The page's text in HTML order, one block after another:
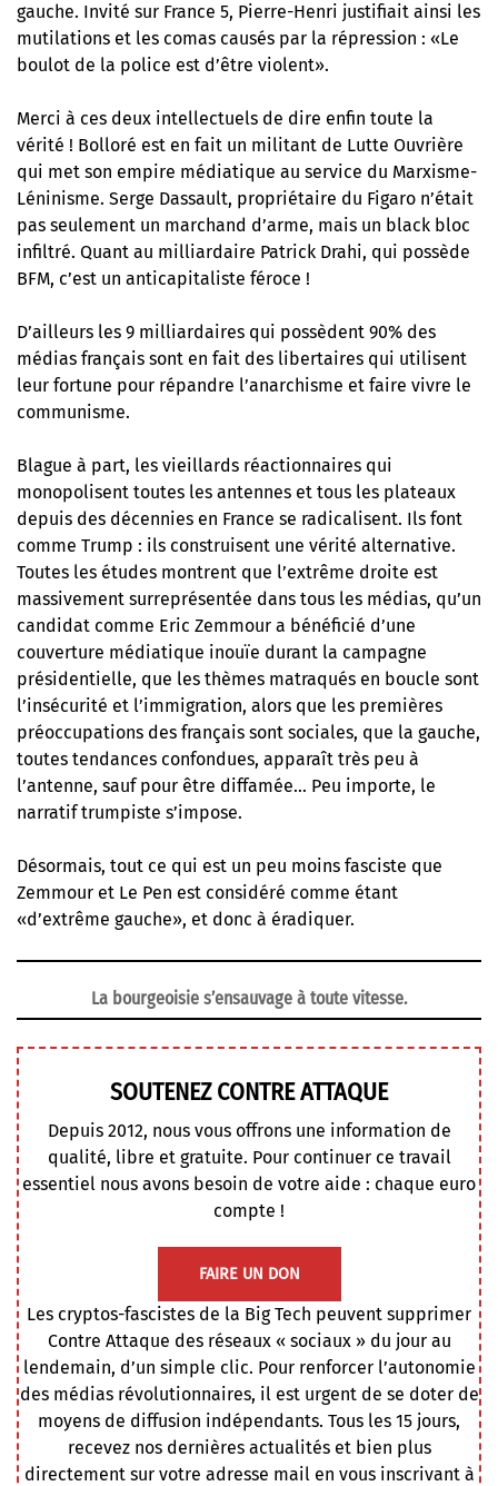
gauche. Invité sur France 5, Pierre-Henri justifiait ainsi les
mutilations et les comas causés par la répression : «Le
boulot de la police est d’être violent».
Merci à ces deux intellectuels de dire enfin toute la
vérité ! Bolloré est en fait un militant de Lutte Ouvrière
qui met son empire médiatique au service du Marxisme-
Léninisme. Serge Dassault, propriétaire du Figaro n’était
pas seulement un marchand d’arme, mais un black bloc
infiltré. Quant au milliardaire Patrick Drahi, qui possède
BFM, c’est un anticapitaliste féroce !
D’ailleurs les 9 milliardaires qui possèdent 90% des
médias français sont en fait des libertaires qui utilisent
leur fortune pour répandre l’anarchisme et faire vivre le
communisme.
Blague à part, les vieillards réactionnaires qui
monopolisent toutes les antennes et tous les plateaux
depuis des décennies en France se radicalisent. Ils font
comme Trump : ils construisent une vérité alternative.
Toutes les études montrent que l’extrême droite est
massivement surreprésentée dans tous les médias, qu’un
candidat comme Eric Zemmour a bénéficié d’une
couverture médiatique inouïe durant la campagne
présidentielle, que les thèmes matraqués en boucle sont
l’insécurité et l’immigration, alors que les premières
préoccupations des français sont sociales, que la gauche,
toutes tendances confondues, apparaît très peu à
l’antenne, sauf pour être diffamée… Peu importe, le
narratif trumpiste s’impose.
Désormais, tout ce qui est un peu moins fasciste que
Zemmour et Le Pen est considéré comme étant
«d’extrême gauche», et donc à éradiquer.
La bourgeoisie s’ensauvage à toute vitesse.
SOUTENEZ CONTRE ATTAQUE
Depuis 2012, nous vous offrons une information de
qualité, libre et gratuite. Pour continuer ce travail
essentiel nous avons besoin de votre aide : chaque euro
compte !
FAIRE UN DON
Les cryptos-fascistes de la Big Tech peuvent supprimer
Contre Attaque des réseaux « sociaux » du jour au
lendemain, d’un simple clic. Pour renforcer l’autonomie
des médias révolutionnaires, il est urgent de se doter de
moyens de diffusion indépendants. Tous les 15 jours,
recevez nos dernières actualités et bien plus
directement sur votre adresse mail en vous inscrivant à